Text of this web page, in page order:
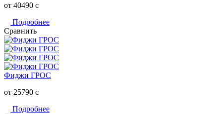
от 40490 c
Подробнее
Сравнить
Фиджи ГРОС
от 25790 c
Подробнее